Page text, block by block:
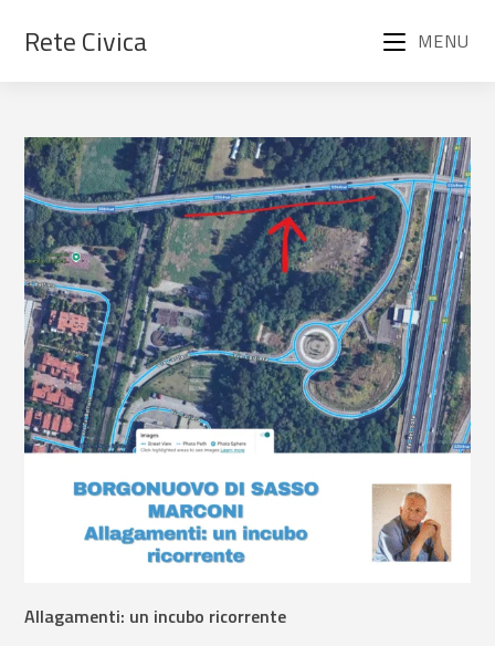
Rete Civica MENU
Allagamenti: un incubo ricorrente